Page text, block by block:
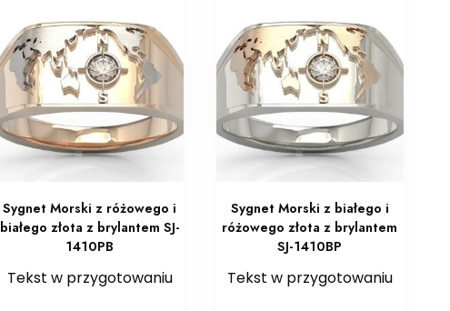
Sygnet Morski z różowego i
białego złota z brylantem SJ-
1410PB
Tekst w przygotowaniu
Sygnet Morski z białego i
różowego złota z brylantem
SJ-1410BP
Tekst w przygotowaniu